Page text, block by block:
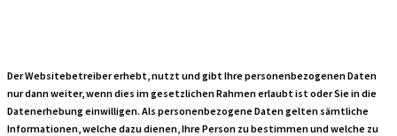
Der Websitebetreiber erhebt, nutzt und gibt Ihre personenbezogenen Daten
nur dann weiter, wenn dies im gesetzlichen Rahmen erlaubt ist oder Sie in die
Datenerhebung einwilligen. Als personenbezogene Daten gelten sämtliche
Informationen, welche dazu dienen, Ihre Person zu bestimmen und welche zu